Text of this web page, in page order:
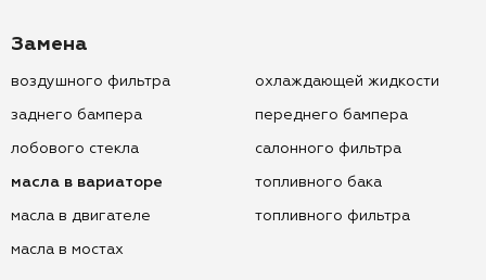
Замена
воздушного фильтра
заднего бампера
лобового стекла
масла в вариаторе
масла в двигателе
масла в мостах
охлаждающей жидкости
переднего бампера
салонного фильтра
топливного бака
топливного фильтра